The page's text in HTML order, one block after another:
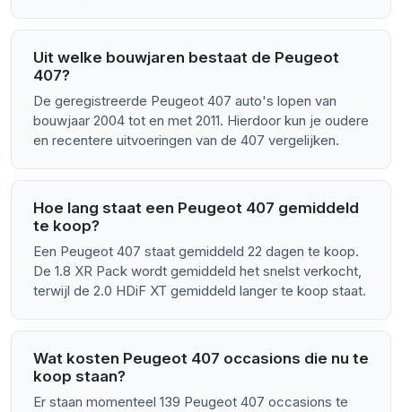
Uit welke bouwjaren bestaat de Peugeot
407?
De geregistreerde Peugeot 407 auto's lopen van
bouwjaar 2004 tot en met 2011. Hierdoor kun je oudere
en recentere uitvoeringen van de 407 vergelijken.
Hoe lang staat een Peugeot 407 gemiddeld
te koop?
Een Peugeot 407 staat gemiddeld 22 dagen te koop.
De 1.8 XR Pack wordt gemiddeld het snelst verkocht,
terwijl de 2.0 HDiF XT gemiddeld langer te koop staat.
Wat kosten Peugeot 407 occasions die nu te
koop staan?
Er staan momenteel 139 Peugeot 407 occasions te